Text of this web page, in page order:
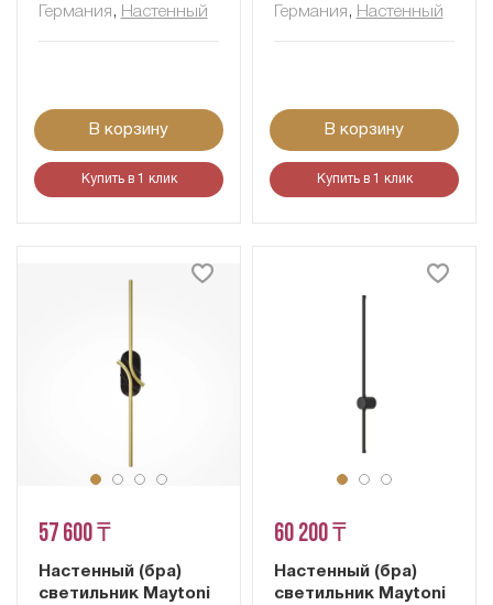
Германия , Настенный
В корзину
Купить в 1 клик
Германия , Настенный
В корзину
Купить в 1 клик
57 600 ₸
Настенный (бра)
светильник Maytoni
60 200 ₸
Настенный (бра)
светильник Maytoni